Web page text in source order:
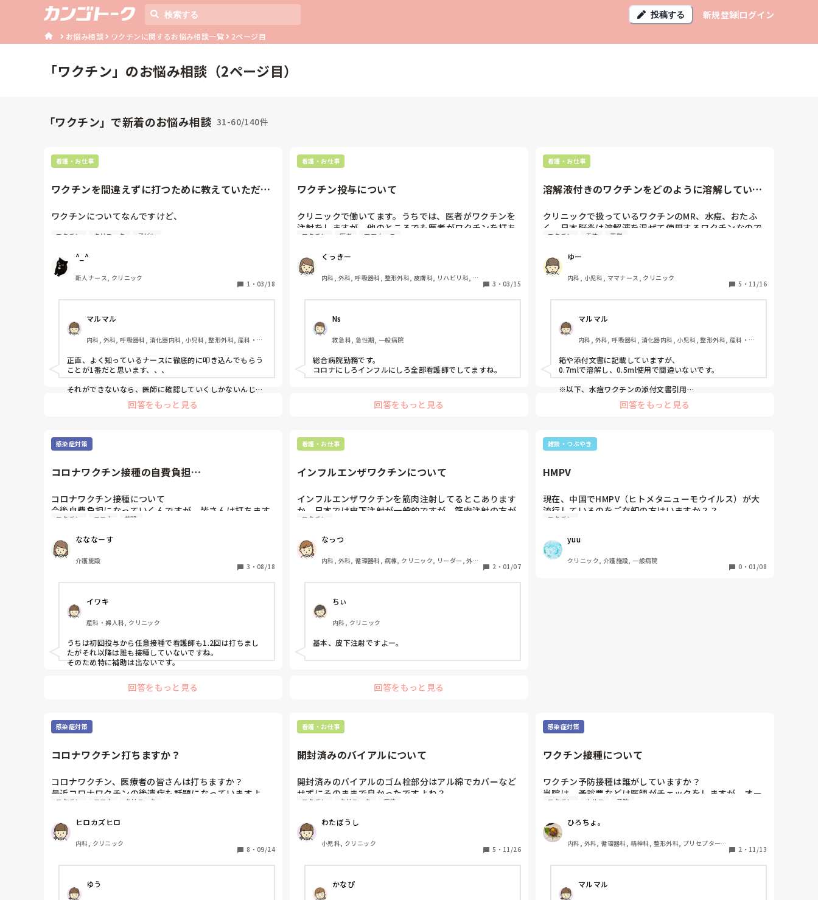
投稿する 新規登録ログイン
お悩み相談 ワクチンに関するお悩み相談一覧 2ページ目
「ワクチン」のお悩み相談（2ページ目）
「ワクチン」で新着のお悩み相談 31-60/140件
看護・お仕事
ワクチンを間違えずに打つために教えていただき
ワクチンについてなんですけど、
任せられないということで先輩がワクチンの問診票をチ
ェックしてくださっているんですが、先輩がいつかその
ワクチン枠の時間お休みいただくそうなんです。
・何を確認したらいいか、何で何を勉強したらいいか教
一応前にワクチンの対象年齢や期間などとか調べたので
すが、確認のためというのとこれからのために教えてい
ただきたいです。
・あと、もし対象年齢が超えてたらそれは打つことはで
きるけど自費にになる感じですか？
ワクチン クリニック 子ども
^_^
新人ナース, クリニック
1 ・ 03/18
マルマル
内科, 外科, 呼吸器科, 消化器内科, 小児科, 整形外科, 産科・婦
期, 超急性期, ICU, CCU, HCU, プリセプター, 病棟, リーダー,
神経内科, 脳神経外科, GCU, 消化器外科, 一般病院, 大学病院,
慢性期, 終末期, オペ室
正直、よく知っているナースに徹底的に叩き込んでもらう
ことが1番だと思います、、、
それができないなら、医師に確認していくしかないんじゃ
色々あるので最終は市役所に確認です！
役所確認が絶対的です。少しでも疑問に思ったら電話確
勉強方法に関してはやっていくしかないです、、
回答をもっと見る
看護・お仕事
ワクチン投与について
クリニックで働いてます。うちでは、医者がワクチンを
注射をしますが、他のところでも医者がワクチンを打ち
看護師がやってもいいのにと思うところがあります。
ワクチン 医者 ママナース
くっきー
内科, 外科, 呼吸器科, 整形外科, 皮膚科, リハビリ科, 急
院, 大学病院, 慢性期, オペ室, 検診・健診
3 ・ 03/15
Ns
救急科, 急性期, 一般病院
総合病院勤務です。
コロナにしろインフルにしろ全部看護師でしてますね。
回答をもっと見る
看護・お仕事
溶解液付きのワクチンをどのように溶解していま
クリニックで扱っているワクチンのMR、水痘、おたふ
く、日本脳炎は溶解液を混ぜて使用するワクチンなので
めに入っていると聞きました。なので、0.7mlを確実に
吸ってから溶解しないといけないそうです。
今まで規定量吸って溶解した経験がなかったので、教え
てもらった方法でいいのか心配になりました。
皆さんはどのように溶解して使用していますか？
ワクチン 手技 薬剤
ゆー
内科, 小児科, ママナース, クリニック
5 ・ 11/16
マルマル
内科, 外科, 呼吸器科, 消化器内科, 小児科, 整形外科, 産科・婦
期, 超急性期, ICU, CCU, HCU, プリセプター, 病棟, リーダー,
神経内科, 脳神経外科, GCU, 消化器外科, 一般病院, 大学病院,
慢性期, 終末期, オペ室
箱や添付文書に記載していますが、
0.7mlで溶解し、0.5ml使用で間違いないです。
※以下、水痘ワクチンの添付文書引用
回答をもっと見る
感染症対策
コロナワクチン接種の自費負担…
コロナワクチン接種について
今後自費負担になっていくんですが、皆さんは打ちます
私の働いてる施設では任意接種なので、必要だと感じる
人は今後は自費で打つように！と言われています。
皆さんのところは何か言われていますか？自費？それと
自費だと一万円を越えてくるそうなので、みんな打たな
齢者ばかりなので、クラスターもこわいし、判断が難し
いです。
ワクチン コロナ 施設
なななーす
介護施設
3 ・ 08/18
イワキ
産科・婦人科, クリニック
うちは初回投与から任意接種で看護師も1.2回は打ちまし
たがそれ以降は誰も接種していないですね。
そのため特に補助は出ないです。
回答をもっと見る
看護・お仕事
インフルエンザワクチンについて
インフルエンザワクチンを筋肉注射してるとこあります
か。日本では皮下注射が一般的ですが、筋肉注射の方が
るのですが、、。筋肉注射してるとか、教科書通りの刺
入部位より、少し上に打っているという方いますか。
ワクチン
なっつ
内科, 外科, 循環器科, 病棟, クリニック, リーダー, 外来,
2 ・ 01/07
ちぃ
内科, クリニック
基本、皮下注射ですよー。
回答をもっと見る
雑談・つぶやき
HMPV
現在、中国でHMPV（ヒトメタニューモウイルス）が大
流行しているのをご存知の方はいますか？？
日本は逆に緩和…
何してるんですかね？
これから春節でたくさんの中国人が来るので、医療機
ワクチン
yuu
クリニック, 介護施設, 一般病院
0 ・ 01/08
感染症対策
コロナワクチン打ちますか？
コロナワクチン、医療者の皆さんは打ちますか？
最近コロナワクチンの後遺症も話題になっていますよ
自分は絶対大丈夫だと思えず、迷います。かといって、
コロナに罹っても家族に感染しそうで怖いです。
ワクチン コロナ クリニック
ヒロカズヒロ
内科, クリニック
8 ・ 09/24
ゆう
看護・お仕事
開封済みのバイアルについて
開封済みのバイアルのゴム栓部分はアル綿でカバーなど
せずにそのままで良かったですよね？
クリニック勤務で開封済みのインフルエンザのワクチン
が1人分残っており24時間以内に使います。
病棟から離れて10年経ち今はどうなのかな？と思い質問
させていただきました。
ワクチン クリニック 病棟
わたぼうし
小児科, クリニック
5 ・ 11/26
かなぴ
感染症対策
ワクチン接種について
ワクチン予防接種は誰がしていますか？
当院は、予診票などは医師がチェックをしますが、オー
り込み、全て管理職がしています。これが通常なんでし
ょうか？
ワクチン カルテ 予防
ひろちょ。
内科, 外科, 循環器科, 精神科, 整形外科, プリセプター,
2 ・ 11/13
マルマル